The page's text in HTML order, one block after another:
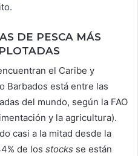
DE PESCA MÁS
el Caribe y
Barbados está entre las
del mundo, según la FAO
y la agricultura).
casi a la mitad desde la
de los stocks se están